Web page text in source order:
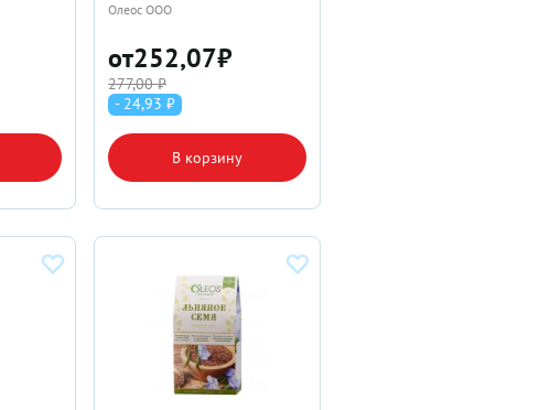
Олеос ООО
от252,07₽
277,00 ₽
- 24,93 ₽
В корзину